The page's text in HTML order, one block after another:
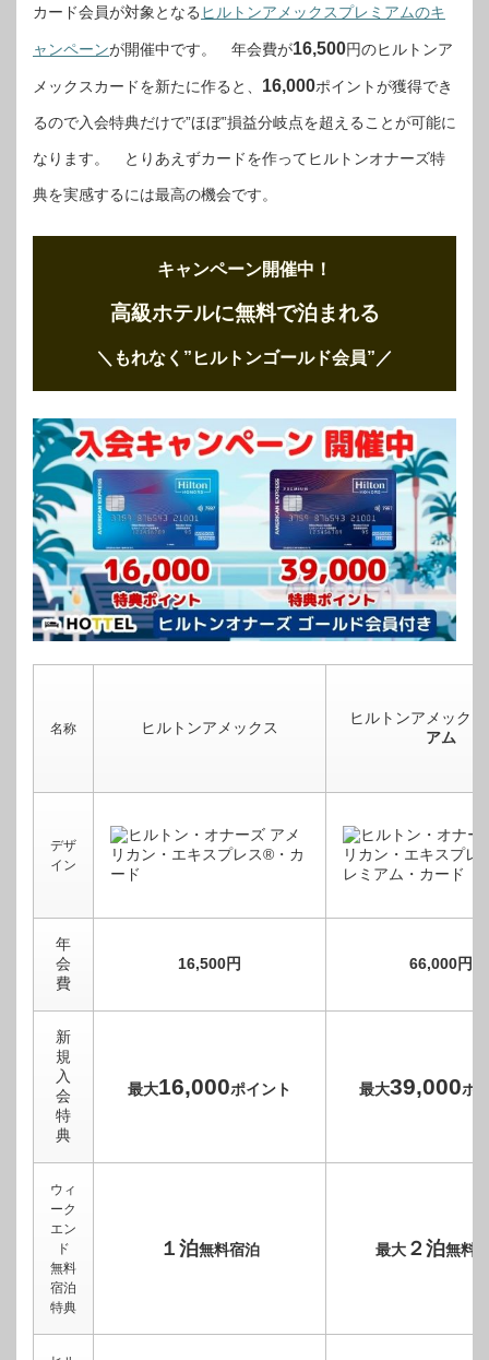
カード会員が対象となる ヒルトンアメックスプレミアムのキ
ャンペーンが開催中です。 年会費が16,500円のヒルトンア
メックスカードを新たに作ると、 16,000ポイントが獲得でき
るので入会特典だけで”ほぼ”損益分岐点を超えることが可能に
なります。 とりあえずカードを作ってヒルトンオナーズ特
典を実感するには最高の機会です。
キャンペーン開催中！
高級ホテルに無料で泊まれる
＼もれなく”ヒルトンゴールド会員” ／
名称 ヒルトンアメックス
ヒルトンアメックス
アム
デザ
イン
年
会
費
16,500円 66,000円
新
規
入
会
特
典
最大16,000ポイント 最大39,000ポ
ウィ
ーク
エン
ド
無料
宿泊
特典
１泊無料宿泊 最大２泊無料